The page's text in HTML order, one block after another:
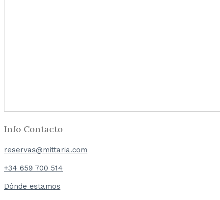
Info Contacto
reservas@mittaria.com
+34 659 700 514
Dónde estamos